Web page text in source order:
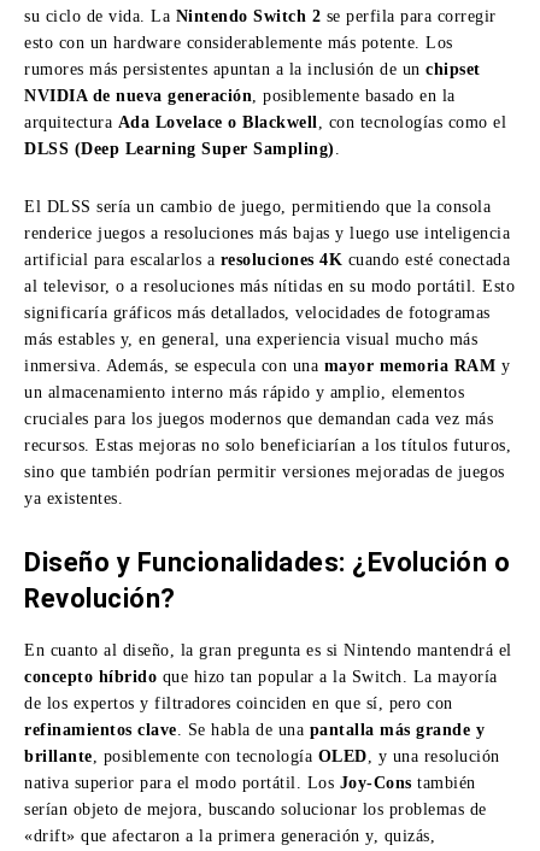
su ciclo de vida. La Nintendo Switch 2 se perfila para corregir
esto con un hardware considerablemente más potente. Los
rumores más persistentes apuntan a la inclusión de un chipset
NVIDIA de nueva generación , posiblemente basado en la
arquitectura Ada Lovelace o Blackwell , con tecnologías como el
DLSS (Deep Learning Super Sampling)
El DLSS sería un cambio de juego, permitiendo que la consola
renderice juegos a resoluciones más bajas y luego use inteligencia
artificial para escalarlos a resoluciones 4K cuando esté conectada
al televisor, o a resoluciones más nítidas en su modo portátil. Esto
significaría gráficos más detallados, velocidades de fotogramas
más estables y, en general, una experiencia visual mucho más
inmersiva. Además, se especula con una mayor memoria RAM y
un almacenamiento interno más rápido y amplio, elementos
cruciales para los juegos modernos que demandan cada vez más
recursos. Estas mejoras no solo beneficiarían a los títulos futuros,
sino que también podrían permitir versiones mejoradas de juegos
ya existentes.
Diseño y Funcionalidades: ¿Evolución o
Revolución?
En cuanto al diseño, la gran pregunta es si Nintendo mantendrá el
concepto híbrido que hizo tan popular a la Switch. La mayoría
de los expertos y filtradores coinciden en que sí, pero con
refinamientos clave . Se habla de una pantalla más grande y
brillante , posiblemente con tecnología OLED , y una resolución
nativa superior para el modo portátil. Los Joy-Cons también
serían objeto de mejora, buscando solucionar los problemas de
«drift» que afectaron a la primera generación y, quizás,